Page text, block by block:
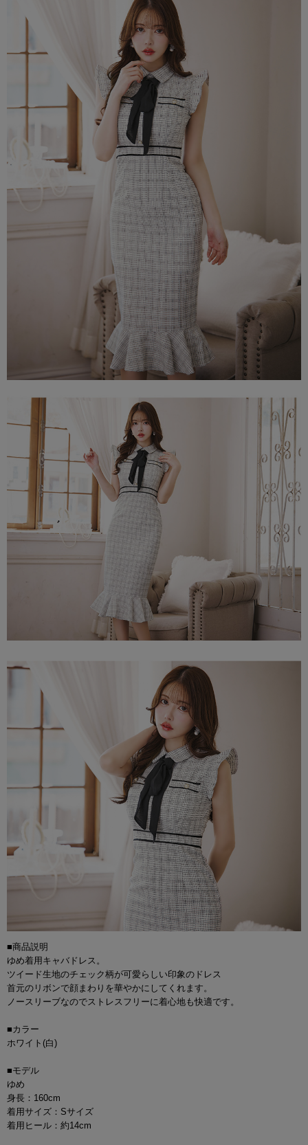
■商品説明
ゆめ着用キャバドレス。
ツイード生地のチェック柄が可愛らしい印象のドレス
首元のリボンで顔まわりを華やかにしてくれます。
ノースリーブなのでストレスフリーに着心地も快適です。
■カラー
ホワイト(白)
■モデル
ゆめ
身長：160cm
着用サイズ：Sサイズ
着用ヒール：約14cm